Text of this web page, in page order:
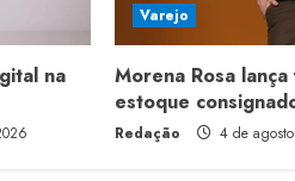
na
Varejo
Morena Rosa
estoque
Redação 4 de